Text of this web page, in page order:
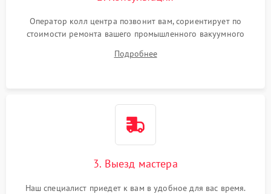
Оператор колл центра позвонит вам, сориентирует по
стоимости ремонта вашего промышленного вакуумного
Подробнее
3. Выезд мастера
Наш специалист приедет к вам в удобное для вас время.